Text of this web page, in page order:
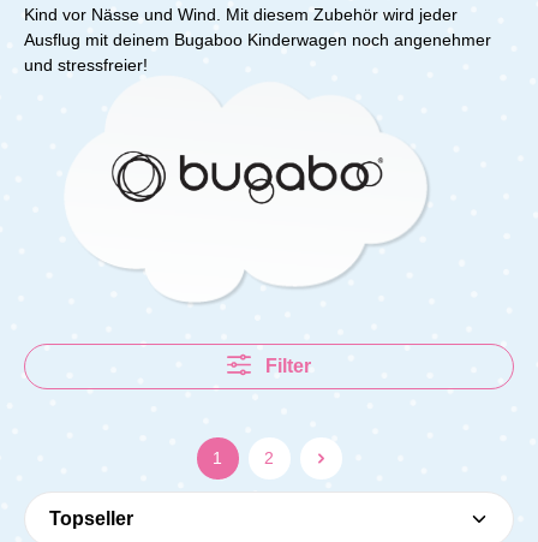
Kind vor Nässe und Wind. Mit diesem Zubehör wird jeder
Ausflug mit deinem Bugaboo Kinderwagen noch angenehmer
und stressfreier!
Filter
1 2